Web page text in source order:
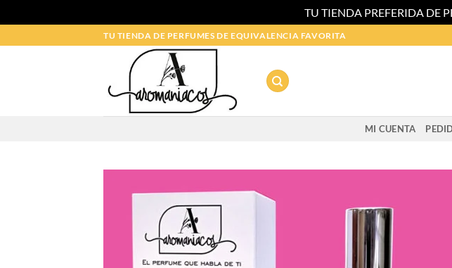
TU TIENDA PREFERIDA DE
al
TU TIENDA DE PERFUMES DE EQUIVALENCIA FAVORITA
MI CUENTA